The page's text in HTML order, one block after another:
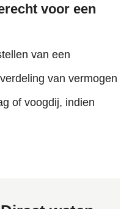
voor een
van een
van vermogen
of voogdij, indien